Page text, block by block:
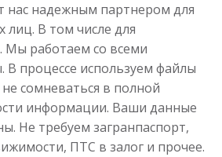
нас надежным партнером для
лиц. В том числе для
Мы работаем со всеми
В процессе используем файлы
сомневаться в полной
информации. Ваши данные
Не требуем загранпаспорт,
ПТС в залог и прочее.